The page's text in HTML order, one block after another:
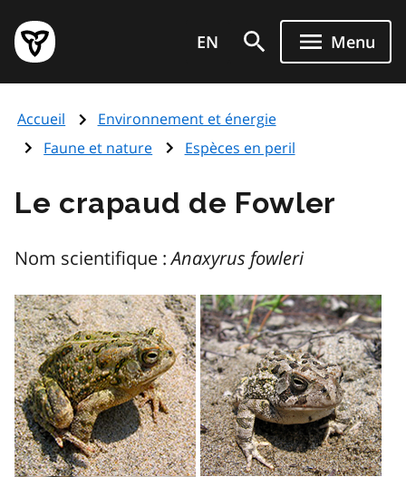
au
contenu
principal
Page
d'accueil
de
l'Ontario
EN Menu
Accueil
Environnement et énergie
Faune et nature
Espèces en peril
Le crapaud de Fowler
Nom scientifique :Anaxyrus fowleri